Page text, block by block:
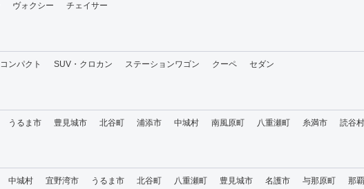
ヴォクシー チェイサー
コンパクト SUV・クロカン ステーションワゴン クーペ セダン
うるま市 豊見城市 北谷町 浦添市 中城村 南風原町 八重瀬町 糸満市 読谷村
中城村 宜野湾市 うるま市 北谷町 八重瀬町 豊見城市 名護市 与那原町 那